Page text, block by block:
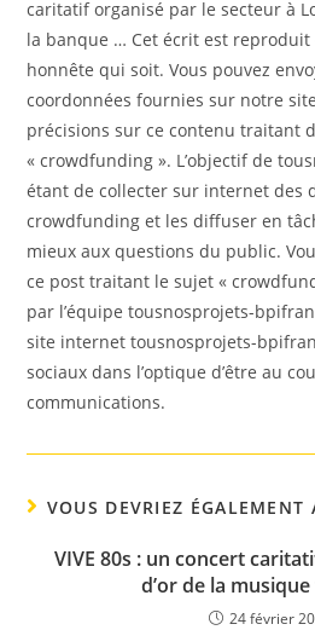
caritatif organisé par le secteur à
la banque … Cet écrit est reproduit
honnête qui soit. Vous pouvez
coordonnées fournies sur notre
précisions sur ce contenu traitant
« crowdfunding ». L’objectif de
étant de collecter sur internet des
crowdfunding et les diffuser en
mieux aux questions du public.
ce post traitant le sujet «
par l’équipe tousnosprojets-
site internet tousnosprojets-
sociaux dans l’optique d’être au
communications.
VOUS DEVRIEZ ÉGALEMENT
VIVE 80s : un concert
d’or de la
24 février